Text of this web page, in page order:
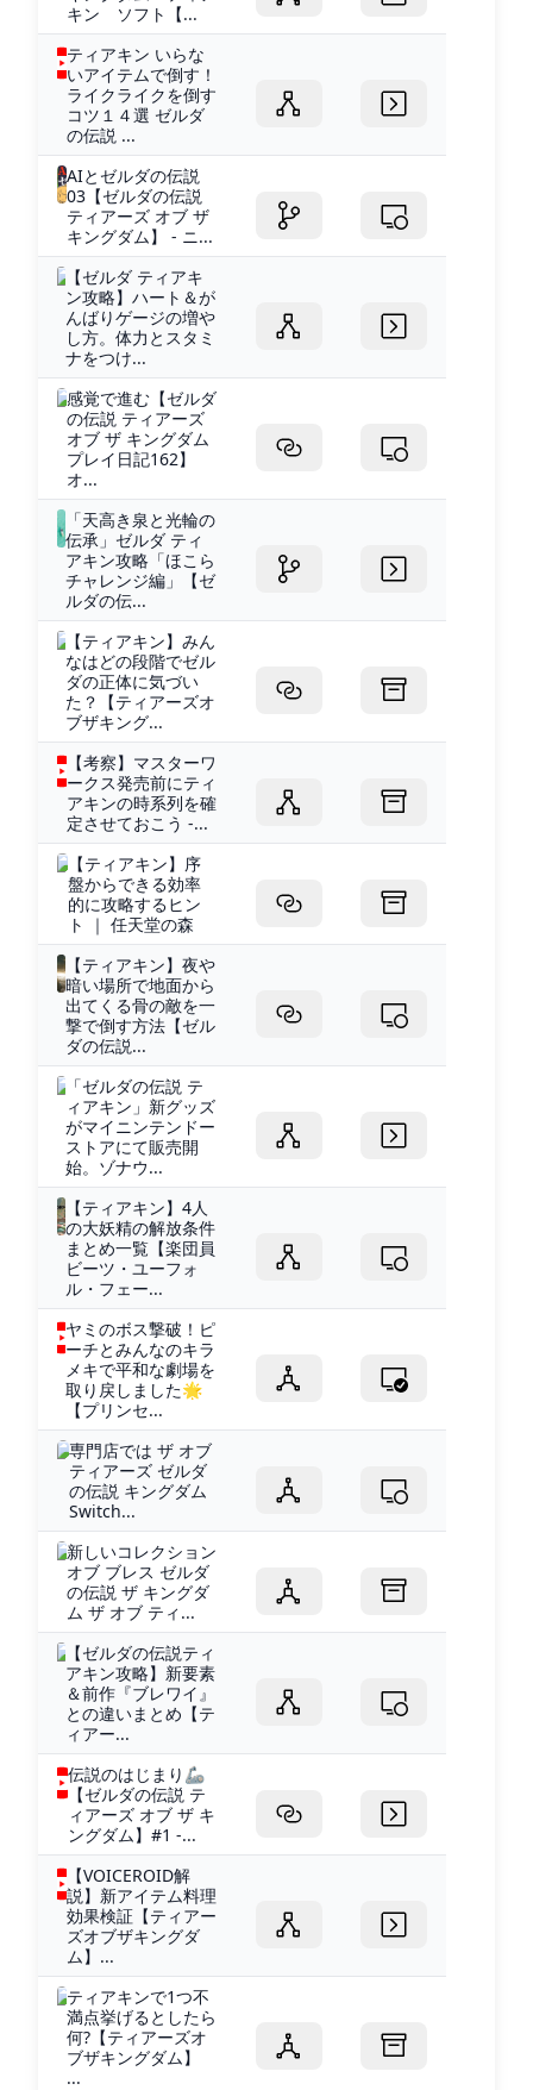
キン ソフト【...
ティアキン いらな
いアイテムで倒す！
ライクライクを倒す
コツ１４選 ゼルダ
の伝説 ...
AIとゼルダの伝説
03【ゼルダの伝説
ティアーズ オブ ザ
キングダム】 - ニ...
【ゼルダ ティアキ
ン攻略】ハート＆が
んばりゲージの増や
し方。体力とスタミ
ナをつけ...
感覚で進む【ゼルダ
の伝説 ティアーズ
オブ ザ キングダム
プレイ日記162】
オ...
「天高き泉と光輪の
伝承」ゼルダ ティ
アキン攻略「ほこら
チャレンジ編」【ゼ
ルダの伝...
【ティアキン】みん
なはどの段階でゼル
ダの正体に気づい
た？【ティアーズオ
ブザキング...
【考察】マスターワ
ークス発売前にティ
アキンの時系列を確
定させておこう -...
【ティアキン】序
盤からできる効率
的に攻略するヒン
ト ｜ 任天堂の森
【ティアキン】夜や
暗い場所で地面から
出てくる骨の敵を一
撃で倒す方法【ゼル
ダの伝説...
「ゼルダの伝説 テ
ィアキン」新グッズ
がマイニンテンドー
ストアにて販売開
始。ゾナウ...
【ティアキン】4人
の大妖精の解放条件
まとめ一覧【楽団員
ビーツ・ユーフォ
ル・フェー...
ヤミのボス撃破！ピ
ーチとみんなのキラ
メキで平和な劇場を
取り戻しました🌟
【プリンセ...
専門店では ザ オブ
ティアーズ ゼルダ
の伝説 キングダム
Switch...
新しいコレクション
オブ ブレス ゼルダ
の伝説 ザ キングダ
ム ザ オブ ティ...
【ゼルダの伝説ティ
アキン攻略】新要素
＆前作『ブレワイ』
との違いまとめ【テ
ィアー...
伝説のはじまり🦾
【ゼルダの伝説 テ
ィアーズ オブ ザ キ
ングダム】#1 -...
【VOICEROID解
説】新アイテム料理
効果検証【ティアー
ズオブザキングダ
ム】...
ティアキンで1つ不
満点挙げるとしたら
何?【ティアーズオ
ブザキングダム】
...